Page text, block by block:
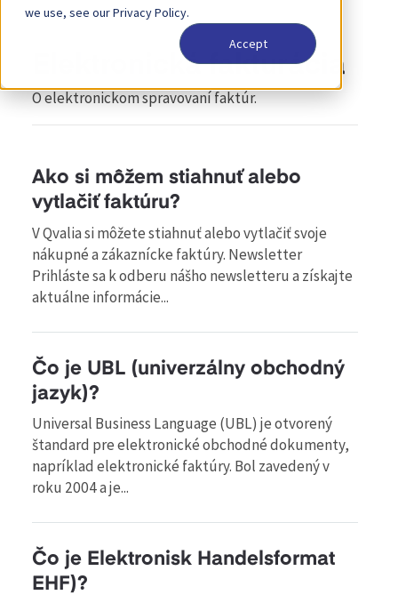
we use, see our Privacy Policy.
Accept
Elektronická fakturácia
O elektronickom spravovaní faktúr.
Ako si môžem stiahnuť alebo
vytlačiť faktúru?
V Qvalia si môžete stiahnuť alebo vytlačiť svoje
nákupné a zákaznícke faktúry. Newsletter
Prihláste sa k odberu nášho newsletteru a získajte
aktuálne informácie...
Čo je UBL (univerzálny obchodný
jazyk)?
Universal Business Language (UBL) je otvorený
štandard pre elektronické obchodné dokumenty,
napríklad elektronické faktúry. Bol zavedený v
roku 2004 a je...
Čo je Elektronisk Handelsformat
EHF)?